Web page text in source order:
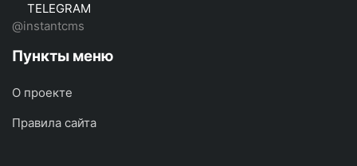
TELEGRAM
@instantcms
Пункты меню
О проекте
Правила сайта